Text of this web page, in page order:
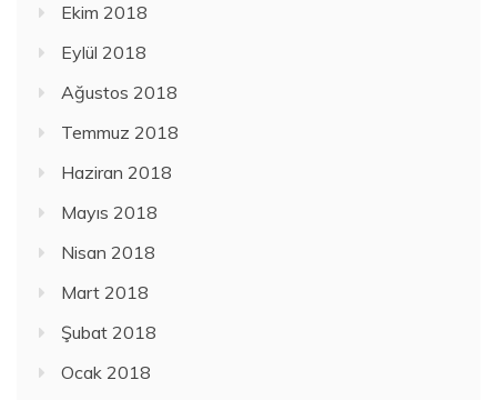
Ekim 2018
Eylül 2018
Ağustos 2018
Temmuz 2018
Haziran 2018
Mayıs 2018
Nisan 2018
Mart 2018
Şubat 2018
Ocak 2018